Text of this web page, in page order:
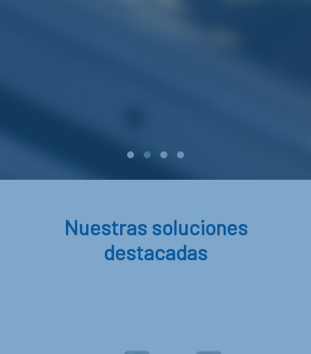
Nuestras soluciones
destacadas